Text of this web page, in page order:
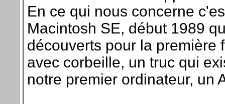
En ce qui nous concerne
Macintosh SE, début 1989
découverts pour la première
avec corbeille, un truc qui
notre premier ordinateur, un